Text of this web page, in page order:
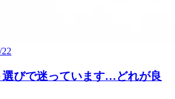
びで迷っています…どれが良